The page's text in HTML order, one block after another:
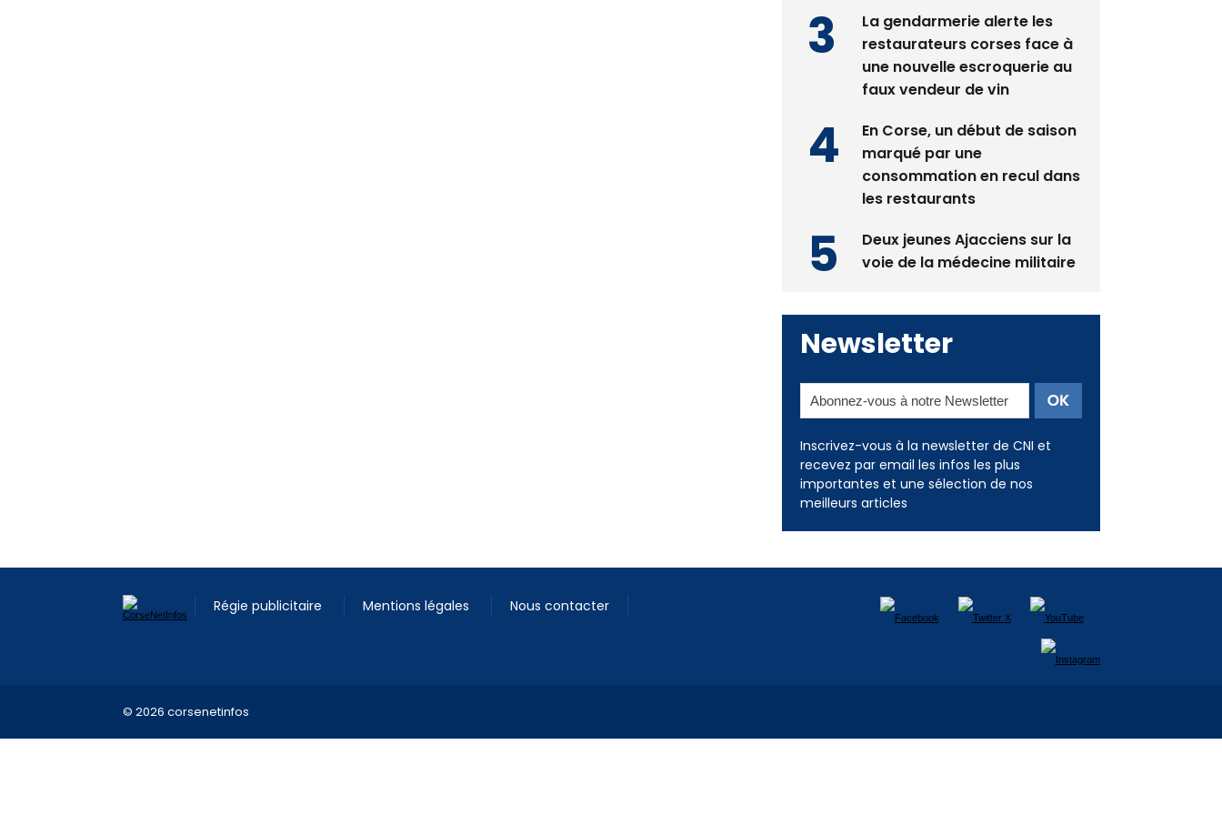
La gendarmerie alerte les
restaurateurs corses face à
une nouvelle escroquerie au
faux vendeur de vin
En Corse, un début de saison
marqué par une
consommation en recul dans
les restaurants
Deux jeunes Ajacciens sur la
voie de la médecine militaire
Newsletter
Inscrivez-vous à la newsletter de CNI et
recevez par email les infos les plus
importantes et une sélection de nos
meilleurs articles
Régie publicitaire Mentions légales Nous contacter
© 2026 corsenetinfos